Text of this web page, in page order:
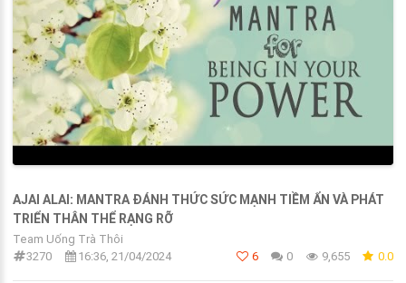
AJAI ALAI: MANTRA ĐÁNH THỨC SỨC MẠNH TIỀM ẨN VÀ PHÁT
TRIỂN THÂN THỂ RẠNG RỠ
Team Uống Trà Thôi
3270
16:36, 21/04/2024 6 0 9,655 0.0